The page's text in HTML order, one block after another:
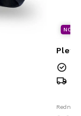
NOVO
Redna